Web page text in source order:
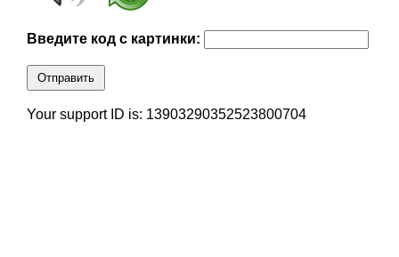
Введите код с картинки:
Отправить
Your support ID is: 13903290352523800704